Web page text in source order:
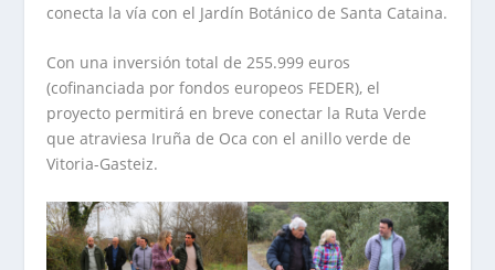
conecta la vía con el Jardín Botánico de Santa Cataina.
Con una inversión total de 255.999 euros
(cofinanciada por fondos europeos FEDER), el
proyecto permitirá en breve conectar la Ruta Verde
que atraviesa Iruña de Oca con el anillo verde de
Vitoria-Gasteiz.